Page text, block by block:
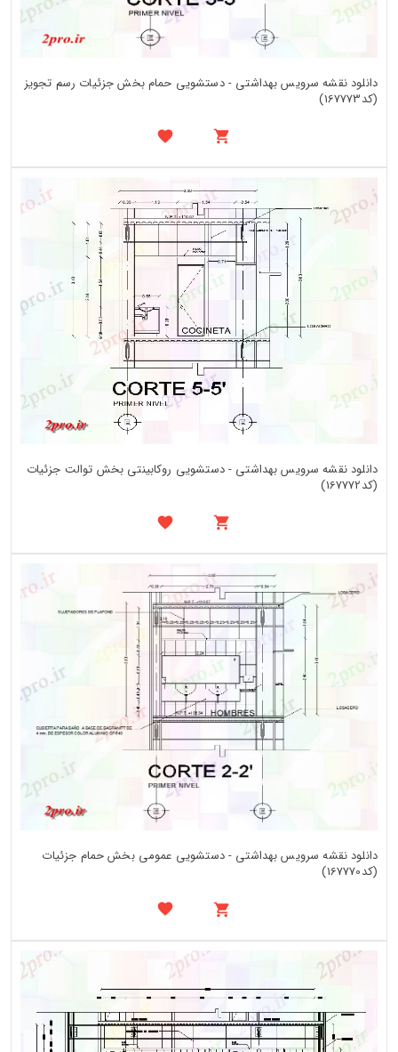
دانلود نقشه سرویس بهداشتی - دستشویی حمام بخش جزئیات رسم تجویز
(کد167773)
دانلود نقشه سرویس بهداشتی - دستشویی روکابینتی بخش توالت جزئیات
(کد167772)
دانلود نقشه سرویس بهداشتی - دستشویی عمومی بخش حمام جزئیات
(کد167770)